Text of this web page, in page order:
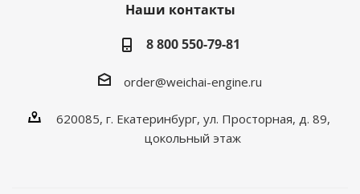
Наши контакты
8 800 550-79-81
order@weichai-engine.ru
620085, г. Екатеринбург, ул. Просторная, д. 89,
цокольный этаж